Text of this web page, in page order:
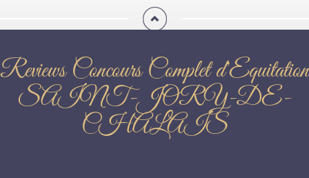
Reviews Concours Complet d'Equitation
SAINT-JORY-DE-
CHALAIS